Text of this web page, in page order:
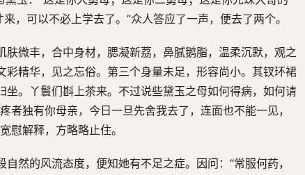
，可以不必上学去了。”众人答应了一声，便去了两个。
微丰，合中身材，腮凝新荔，鼻腻鹅脂，温柔沉默，观之
精华，见之忘俗。第三个身量未足，形容尚小。其钗环裙
。丫鬟们斟上茶来。不过说些黛玉之母如何得病，如何请
独有你母亲，今日一旦先舍我去了，连面也不能一见，
慰解释，方略略止住。
然的风流态度，便知她有不足之症。因问：“常服何药，